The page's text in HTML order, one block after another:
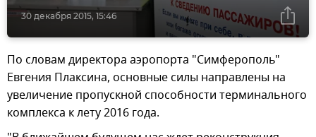
30 декабря 2015, 15:46
По словам директора аэропорта "Симферополь"
Евгения Плаксина, основные силы направлены на
увеличение пропускной способности терминального
комплекса к лету 2016 года.